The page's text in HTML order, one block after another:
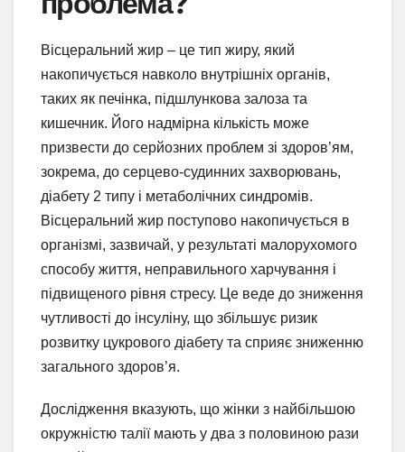
Вісцеральний жир – це тип жиру, який
накопичується навколо внутрішніх органів,
таких як печінка, підшлункова залоза та
кишечник. Його надмірна кількість може
призвести до серйозних проблем зі здоров’ям,
зокрема, до серцево-судинних захворювань,
діабету 2 типу і метаболічних синдромів.
Вісцеральний жир поступово накопичується в
організмі, зазвичай, у результаті малорухомого
способу життя, неправильного харчування і
підвищеного рівня стресу. Це веде до зниження
чутливості до інсуліну, що збільшує ризик
розвитку цукрового діабету та сприяє зниженню
загального здоров’я.
Дослідження вказують, що жінки з найбільшою
окружністю талії мають у два з половиною рази